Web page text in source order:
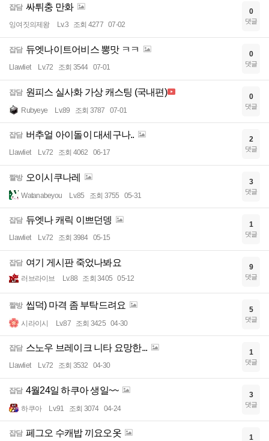
잡담 싸튀충 만화
잉여짓의제왕 Lv.3 조회 4277 07-02
0
댓글
잡담 듀엣나이트어비스 뽕맛 ㅋㅋ
Llawliet Lv.72 조회 3544 07-01
0
댓글
잡담 원피스 실사화 가상 캐스팅 (국내편)
Rubyeye Lv.89 조회 3787 07-01
0
댓글
잡담 버추얼 아이돌이 대세구나..
Llawliet Lv.72 조회 4062 06-17
2
댓글
짤방 오이시쿠나레
Watanabeyou Lv.85 조회 3755 05-31
3
댓글
잡담 듀엣나 캐릭 이쁘던뎅
Llawliet Lv.72 조회 3984 05-15
1
댓글
잡담 여기 게시판 죽었나봐요
러브라이브 Lv.88 조회 3405 05-12
9
댓글
짤방 씹덕) 마격 좀 부탁드려요
시라이시 Lv.87 조회 3425 04-30
5
댓글
잡담 스노우 브레이크 니타 요망한...
Llawliet Lv.72 조회 3532 04-30
1
댓글
잡담 4월24일 하쿠아 생일~~
하쿠아 Lv.91 조회 3074 04-24
3
댓글
잡담 페그오 수캐밥 끼요오옷 1